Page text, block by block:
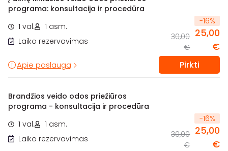
programa: konsultacija ir procedūra
1 val.
1 asm.
Laiko rezervavimas
-16%
30,00
€
25,00
€
Apie paslaugą Pirkti
Brandžios veido odos priežiūros
programa - konsultacija ir procedūra
1 val.
1 asm.
Laiko rezervavimas
-16%
30,00
€
25,00
€